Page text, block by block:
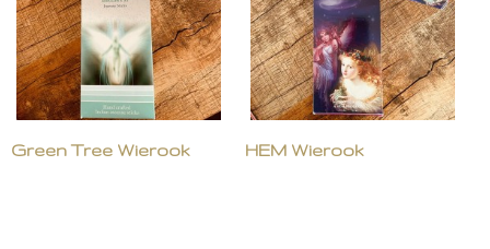
Green Tree Wierook HEM Wierook